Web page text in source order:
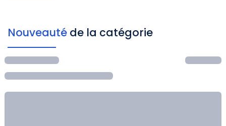
Nouveauté de la catégorie